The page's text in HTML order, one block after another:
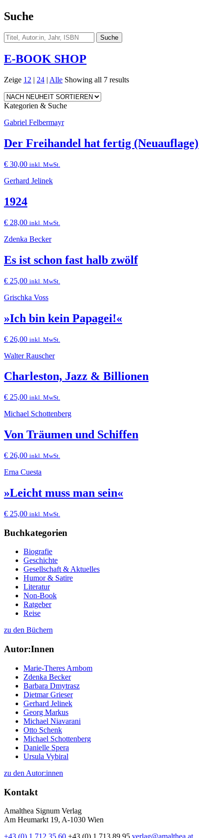
Suche
E-BOOK SHOP
Zeige 12 | 24 | Alle Showing all 7 results
Kategorien & Suche
Gabriel Felbermayr
Der Freihandel hat fertig (Neuauflage)
€ 30,00 inkl. MwSt.
Gerhard Jelinek
1924
€ 28,00 inkl. MwSt.
Zdenka Becker
Es ist schon fast halb zwölf
€ 25,00 inkl. MwSt.
Grischka Voss
»Ich bin kein Papagei!«
€ 26,00 inkl. MwSt.
Walter Rauscher
Charleston, Jazz & Billionen
€ 25,00 inkl. MwSt.
Michael Schottenberg
Von Träumen und Schiffen
€ 26,00 inkl. MwSt.
Erna Cuesta
»Leicht muss man sein«
€ 25,00 inkl. MwSt.
Buchkategorien
Biografie
Geschichte
Gesellschaft & Aktuelles
Humor & Satire
Literatur
Non-Book
Ratgeber
Reise
zu den Büchern
Autor:Innen
Marie-Theres Arnbom
Zdenka Becker
Barbara Dmytrasz
Dietmar Grieser
Gerhard Jelinek
Georg Markus
Michael Niavarani
Otto Schenk
Michael Schottenberg
Danielle Spera
Ursula Vybiral
zu den Autor:innen
Kontakt
Amalthea Signum Verlag
Am Heumarkt 19, A-1030 Wien